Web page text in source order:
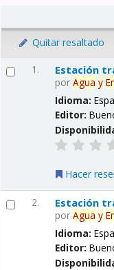
Quitar resaltado
1. Estación
porAgua y
Idioma:
Editor:
Hacer
2. Estación
porAgua y
Idioma:
Editor: